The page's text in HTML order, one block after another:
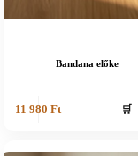
Bandana előke
11 980Ft 🛒